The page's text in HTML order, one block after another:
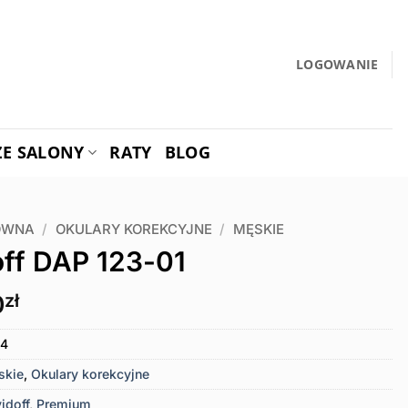
LOGOWANIE
SALONY RATY BLOG
/ OKULARY KOREKCYJNE / MĘSKIE
DAP 123-01
zł
, Okulary korekcyjne
, Premium